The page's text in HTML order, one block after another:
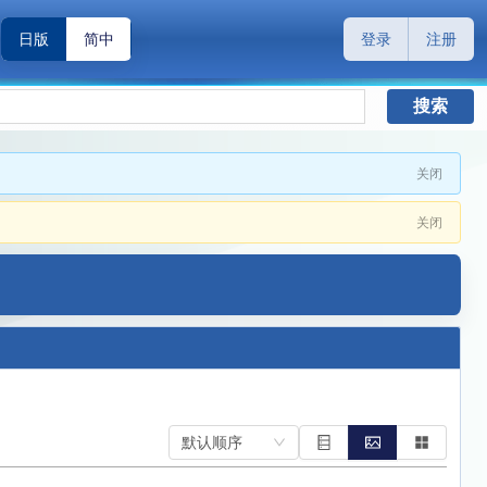
日版 简中 登录 注册
搜索
关闭
关闭
默认顺序